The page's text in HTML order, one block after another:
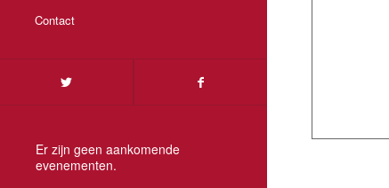
Contact
Er zijn geen aankomende
evenementen.